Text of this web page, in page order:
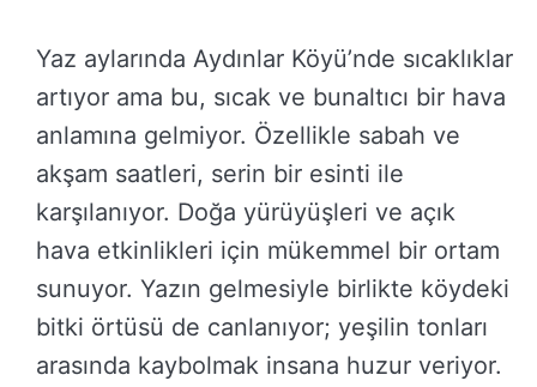
Yaz aylarında Aydınlar Köyü’nde sıcaklıklar
artıyor ama bu, sıcak ve bunaltıcı bir hava
anlamına gelmiyor. Özellikle sabah ve
akşam saatleri, serin bir esinti ile
karşılanıyor. Doğa yürüyüşleri ve açık
hava etkinlikleri için mükemmel bir ortam
sunuyor. Yazın gelmesiyle birlikte köydeki
bitki örtüsü de canlanıyor; yeşilin tonları
arasında kaybolmak insana huzur veriyor.